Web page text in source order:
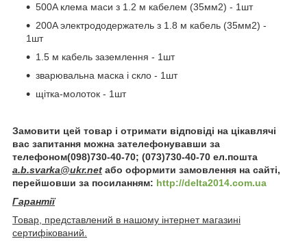
500A клема маси з 1.2 м кабелем (35мм2) - 1шт
200A электрододержатель з 1.8 м кабель (35мм2) -
1шт
1.5 м кабель заземлення - 1шт
зварювальна маска і скло - 1шт
щітка-молоток - 1шт
Замовити цей товар і отримати відповіді на цікавлячі
вас запитання можна зателефонувавши за
телефоном(098)730-40-70; (073)730-40-70 ел.пошта
a.b.svarka@ukr.net або оформити замовлення на сайті,
перейшовши за посиланням: http://delta2014.com.ua
Гарантії
Товар, представлений в нашому інтернет магазині
сертифікований.